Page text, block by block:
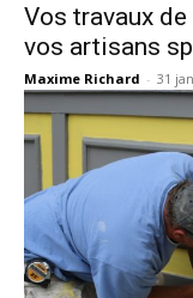
Vos travaux
vos artisans
Maxime Richard - 31